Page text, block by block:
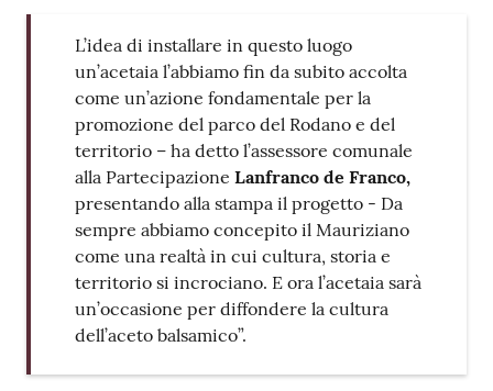
L’idea di installare in questo luogo
un’acetaia l’abbiamo fin da subito accolta
come un’azione fondamentale per la
promozione del parco del Rodano e del
territorio – ha detto l’assessore comunale
alla Partecipazione Lanfranco de Franco,
presentando alla stampa il progetto - Da
sempre abbiamo concepito il Mauriziano
come una realtà in cui cultura, storia e
territorio si incrociano. E ora l’acetaia sarà
un’occasione per diffondere la cultura
dell’aceto balsamico”.